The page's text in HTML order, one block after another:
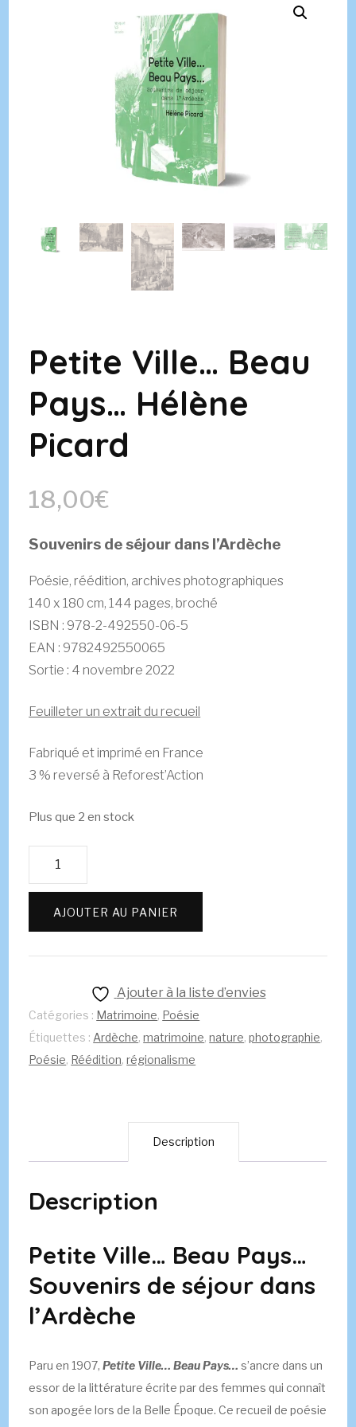
Petite Ville… Beau
Pays… Hélène
Picard
18,00€
Souvenirs de séjour dans l’Ardèche
Poésie, réédition, archives photographiques
140 x 180 cm, 144 pages, broché
ISBN : 978-2-492550-06-5
EAN : 9782492550065
Sortie : 4 novembre 2022
Feuilleter un extrait du recueil
Fabriqué et imprimé en France
3 % reversé à Reforest’Action
Plus que 2 en stock
Picard
AJOUTER AU PANIER
Ajouter à la liste d’envies
Catégories : Matrimoine, Poésie
Étiquettes : Ardèche,matrimoine,nature,photographie,
Poésie, Réédition,régionalisme
Description
Description
Petite Ville… Beau Pays…
Souvenirs de séjour dans
l’Ardèche
Paru en 1907,Petite Ville… Beau Pays… s’ancre dans un
essor de la littérature écrite par des femmes qui connaît
son apogée lors de la Belle Époque. Ce recueil de poésie